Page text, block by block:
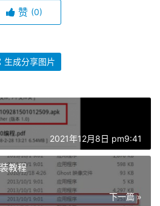
赞 (0)
生成分享图片
2021年12月8日 pm9:41
教程
下一篇 »